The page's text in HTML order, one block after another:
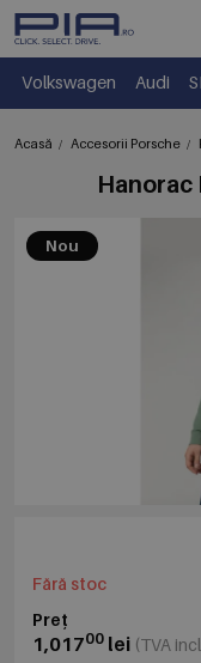
Volkswagen Audi
Acasă Accesorii Porsche
Hanorac
Nou
Fără stoc
Preț
1,01700 lei (TVA